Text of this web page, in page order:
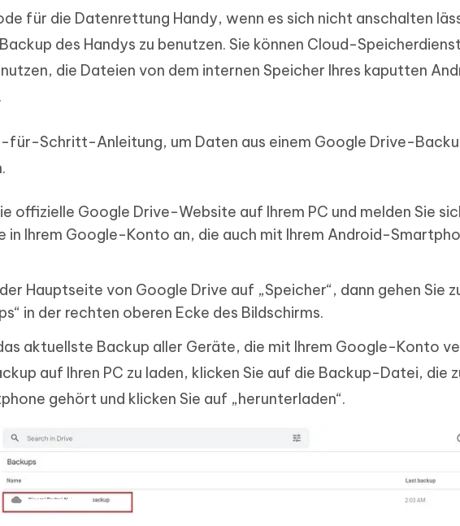
für die Datenrettung Handy, wenn es sich nicht anschalten
des Handys zu benutzen. Sie können Cloud-
die Dateien von dem internen Speicher Ihres kaputten
für-Schritt-Anleitung, um Daten aus einem Google Drive-
offizielle Google Drive-Website auf Ihrem PC und melden Sie
in Ihrem Google-Konto an, die auch mit Ihrem Android-
Hauptseite von Google Drive auf „Speicher“, dann gehen Sie
in der rechten oberen Ecke des Bildschirms.
aktuellste Backup aller Geräte, die mit Ihrem Google-Konto
auf Ihren PC zu laden, klicken Sie auf die Backup-Datei, die
gehört und klicken Sie auf „herunterladen“.